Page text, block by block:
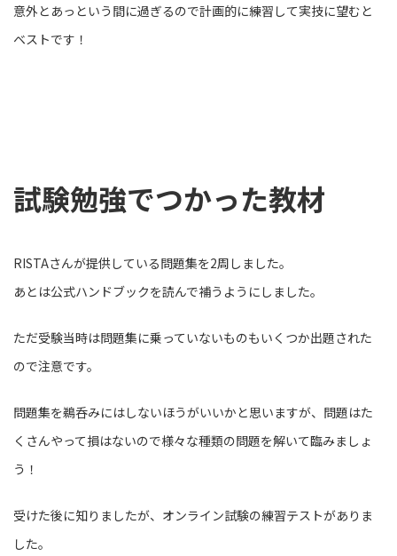
意外とあっという間に過ぎるので計画的に練習して実技に望むと
ベストです！
試験勉強でつかった教材
RISTAさんが提供している問題集を2周しました。
あとは公式ハンドブックを読んで補うようにしました。
ただ受験当時は問題集に乗っていないものもいくつか出題された
ので注意です。
問題集を鵜呑みにはしないほうがいいかと思いますが、問題はた
くさんやって損はないので様々な種類の問題を解いて臨みましょ
う！
受けた後に知りましたが、オンライン試験の練習テストがありま
した。